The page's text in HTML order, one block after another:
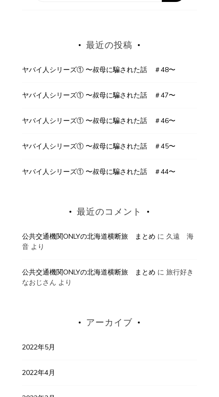
最近の投稿
ヤバイ人シリーズ① 〜叔母に騙された話 ＃48〜
ヤバイ人シリーズ① 〜叔母に騙された話 ＃47〜
ヤバイ人シリーズ① 〜叔母に騙された話 ＃46〜
ヤバイ人シリーズ① 〜叔母に騙された話 ＃45〜
ヤバイ人シリーズ① 〜叔母に騙された話 ＃44〜
最近のコメント
公共交通機関ONLYの北海道横断旅 まとめ に 久遠 海
音より
公共交通機関ONLYの北海道横断旅 まとめ に 旅行好き
なおじさん より
アーカイブ
2022年5月
2022年4月